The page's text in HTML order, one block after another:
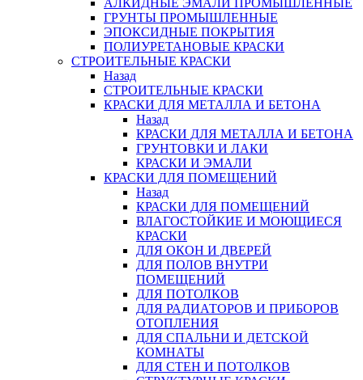
ГРУНТЫ ПРОМЫШЛЕННЫЕ
ЭПОКСИДНЫЕ ПОКРЫТИЯ
ПОЛИУРЕТАНОВЫЕ КРАСКИ
СТРОИТЕЛЬНЫЕ КРАСКИ
Назад
СТРОИТЕЛЬНЫЕ КРАСКИ
КРАСКИ ДЛЯ МЕТАЛЛА И БЕТОНА
Назад
КРАСКИ ДЛЯ МЕТАЛЛА И БЕТОНА
ГРУНТОВКИ И ЛАКИ
КРАСКИ И ЭМАЛИ
КРАСКИ ДЛЯ ПОМЕЩЕНИЙ
Назад
КРАСКИ ДЛЯ ПОМЕЩЕНИЙ
ВЛАГОСТОЙКИЕ И МОЮЩИЕСЯ
КРАСКИ
ДЛЯ ОКОН И ДВЕРЕЙ
ДЛЯ ПОЛОВ ВНУТРИ
ПОМЕЩЕНИЙ
ДЛЯ ПОТОЛКОВ
ДЛЯ РАДИАТОРОВ И ПРИБОРОВ
ОТОПЛЕНИЯ
ДЛЯ СПАЛЬНИ И ДЕТСКОЙ
КОМНАТЫ
ДЛЯ СТЕН И ПОТОЛКОВ